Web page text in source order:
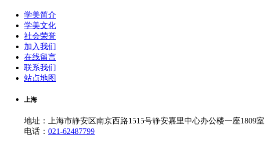
学美简介
学美文化
社会荣誉
加入我们
在线留言
联系我们
站点地图
上海
地址：上海市静安区南京西路1515号静安嘉里中心办公楼一座1809室
电话： 021-62487799